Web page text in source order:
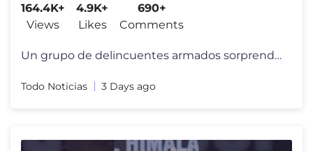
Matanza
164.4K+
Views
4.9K+
Likes
690+
Comments
Un grupo de delincuentes armados sorprendió a un hombre que acababa d
Todo Noticias 3 Days ago